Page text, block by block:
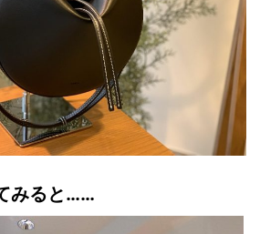
みると……